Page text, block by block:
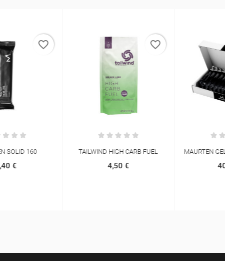
TAILWIND HIGH CARB FUEL MAURTEN GEL 100 BOX (12 UN.)
favorite_border